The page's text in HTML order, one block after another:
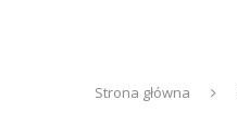
Strona główna